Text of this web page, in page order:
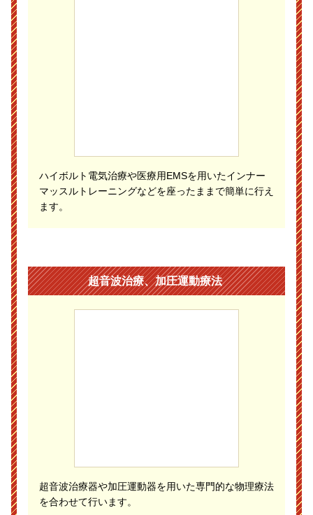
ハイボルト電気治療や医療用EMSを用いたインナー
マッスルトレーニングなどを座ったままで簡単に行え
ます。
超音波治療、加圧運動療法
超音波治療器や加圧運動器を用いた専門的な物理療法
を合わせて行います。